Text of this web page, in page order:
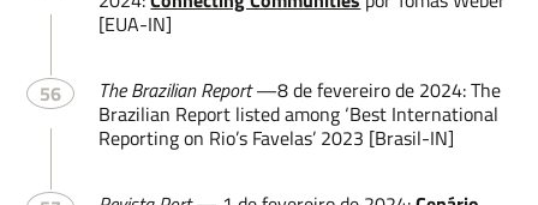
[EUA-IN]
56 The Brazilian Report—8 de fevereiro de 2024: The
Brazilian Report listed among ‘Best International
Reporting on Rio’s Favelas’ 2023 [Brasil-IN]